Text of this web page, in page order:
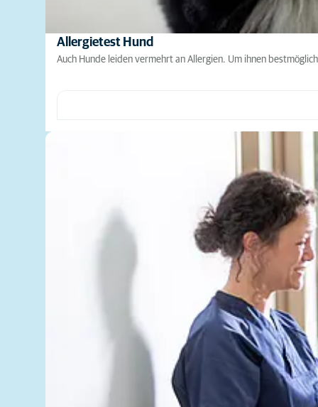
Allergietest Hund
Auch Hunde leiden vermehrt an Allergien. Um ihnen